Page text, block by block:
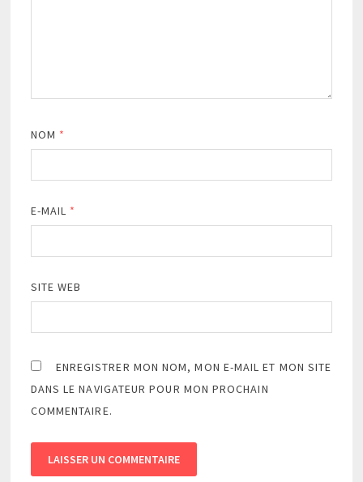
NOM *
E-MAIL *
SITE WEB
ENREGISTRER MON NOM, MON E-MAIL ET MON SITE
DANS LE NAVIGATEUR POUR MON PROCHAIN
COMMENTAIRE.